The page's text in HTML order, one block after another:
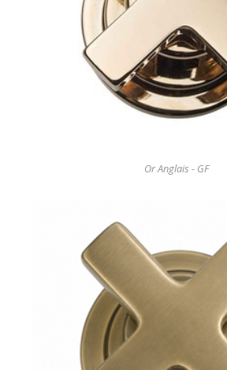
Or Anglais - GF